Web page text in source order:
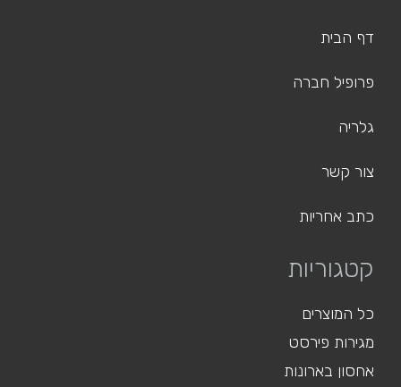
דף הבית
פרופיל חברה
גלריה
צור קשר
כתב אחריות
קטגוריות
כל המוצרים
מגירות פירסט
אחסון בארונות